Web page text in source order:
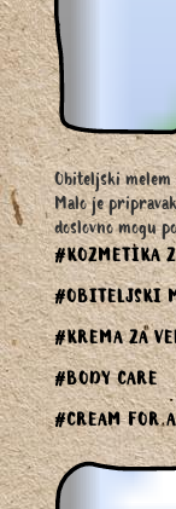
Obiteljski melem
Malo je
doslovno mogu
#KOZMETIKA
#OBITELJSKI
#KREMA ZA
#BODY CARE
#CREAM FOR